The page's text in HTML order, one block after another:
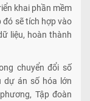
khai phần mềm
đó sẽ tích hợp vào
liệu, hoàn thành
chuyển đổi số
dự án số hóa lớn
Tập đoàn